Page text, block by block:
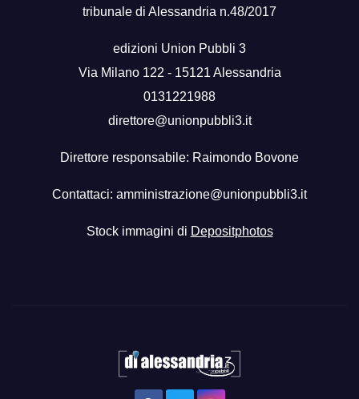
tribunale di Alessandria n.48/2017
edizioni Union Pubbli 3
Via Milano 122 - 15121 Alessandria
0131221988
direttore@unionpubbli3.it
Direttore responsabile: Raimondo Bovone
Contattaci: amministrazione@unionpubbli3.it
Stock immagini di Depositphotos